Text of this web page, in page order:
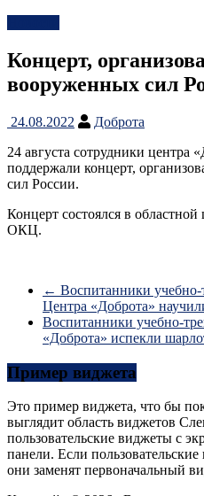
Концерт,
вооруженных сил
24.08.2022
Доброта
24 августа сотрудники центра
поддержали концерт,
сил России.
Концерт состоялся​ в
ОКЦ.
← Воспитанники
Центра «Доброта»
Воспитанники учебно-
«Доброта» испекли
Пример виджета
Это пример виджета, что бы
выглядит область виджетов
пользовательские виджеты с
панели. Если
они заменят первоначальный